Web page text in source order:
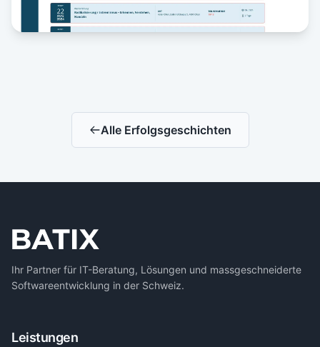
Alle Erfolgsgeschichten
Ihr Partner für IT-Beratung, Lösungen und massgeschneiderte
Softwareentwicklung in der Schweiz.
Leistungen